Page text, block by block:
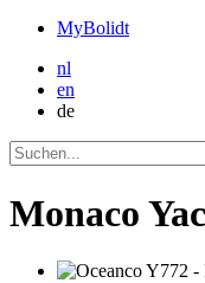
MyBolidt
nl
en
de
Monaco